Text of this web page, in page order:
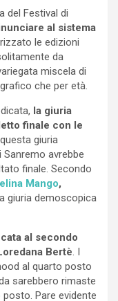
del Festival di
al sistema
le edizioni
da
miscela di
che per età.
la giuria
finale con le
giuria
Sanremo avrebbe
finale. Secondo
Mango,
giuria demoscopica
al secondo
Bertè. I
al quarto posto
sarebbero rimaste
posto. Pare evidente